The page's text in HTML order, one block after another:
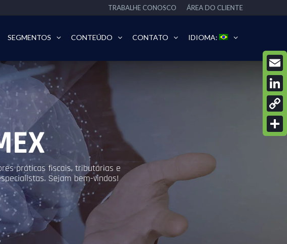
TRABALHE CONOSCO ÁREA DO CLIENTE
SEGMENTOS CONTEÚDO CONTATO IDIOMA:
práticas fiscais, tributárias e
Sejam bem-vindos!
Email
Copy
Link